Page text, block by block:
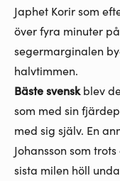
Japhet Korir som
över fyra minuter
segermarginalen
halvtimmen.
Bäste svensk blev
som med sin
med sig själv. En
Johansson som
sista milen höll